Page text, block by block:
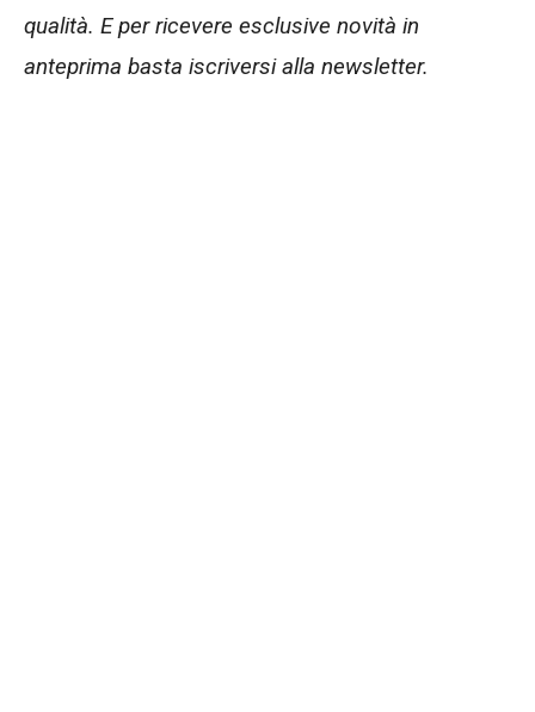
qualità. E per ricevere esclusive novità in
anteprima basta iscriversi alla newsletter.